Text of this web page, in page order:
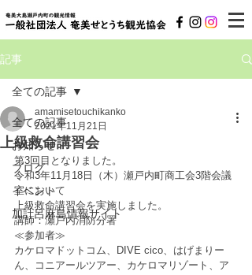
記事
全ての記事
お知らせ
ブログ
イベント
加計呂麻島情報サイト
全ての記事
上級救命講習会
amamisetouchikanko
2021年11月21日
第3回目となりました。
令和3年11月18日（木）瀬戸内町商工会3階会議
室において
上級救命講習会を実施しました。
講師：瀬戸内消防分署
≪参加者≫
カケロマドットコム、DIVE cico、はげまりー
ん、コニアールツアー、カケロマリゾート、ア